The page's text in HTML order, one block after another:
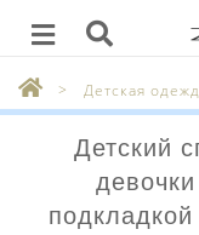
Детская
Детский